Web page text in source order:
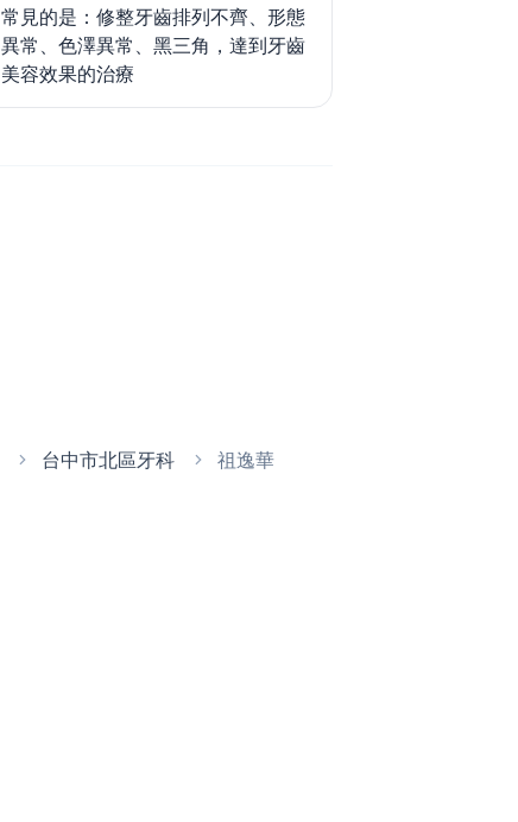
常見的是：修整牙齒排列不齊、形態
異常、色澤異常、黑三角，達到牙齒
美容效果的治療
台中市北區牙科 祖逸華